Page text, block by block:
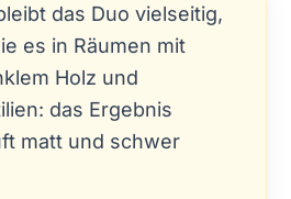
das Duo vielseitig,
es in Räumen mit
Holz und
das Ergebnis
matt und schwer